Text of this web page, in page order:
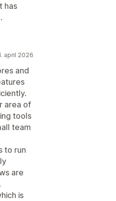
has
april 2026
and
area of
tools
team
to run
are
is